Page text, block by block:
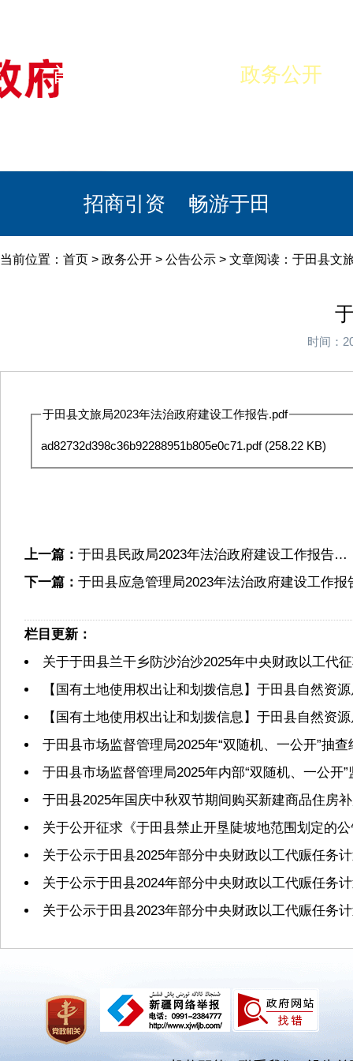
首页 政务公开
招商引资 畅游于田
当前位置： 首页 > 政务公开 > 公告公示 > 文章阅读：于田县文
时间：
于田县文旅局2023年法治政府建设工作报告.pdf
ad82732d398c36b92288951b805e0c71.pdf(258.22 KB)
上一篇： 于田县民政局2023年法治政府建设工作报告…
下一篇： 于田县应急管理局2023年法治政府建设工作报
栏目更新：
关于于田县兰干乡防沙治沙2025年中央财政以工代
【国有土地使用权出让和划拨信息】于田县自然资
【国有土地使用权出让和划拨信息】于田县自然资
于田县市场监督管理局2025年“双随机、一公开”抽查
于田县市场监督管理局2025年内部“双随机、一公开
于田县2025年国庆中秋双节期间购买新建商品住房
关于公开征求《于田县禁止开垦陡坡地范围划定的
关于公示于田县2025年部分中央财政以工代赈任务
关于公示于田县2024年部分中央财政以工代赈任务
关于公示于田县2023年部分中央财政以工代赈任务